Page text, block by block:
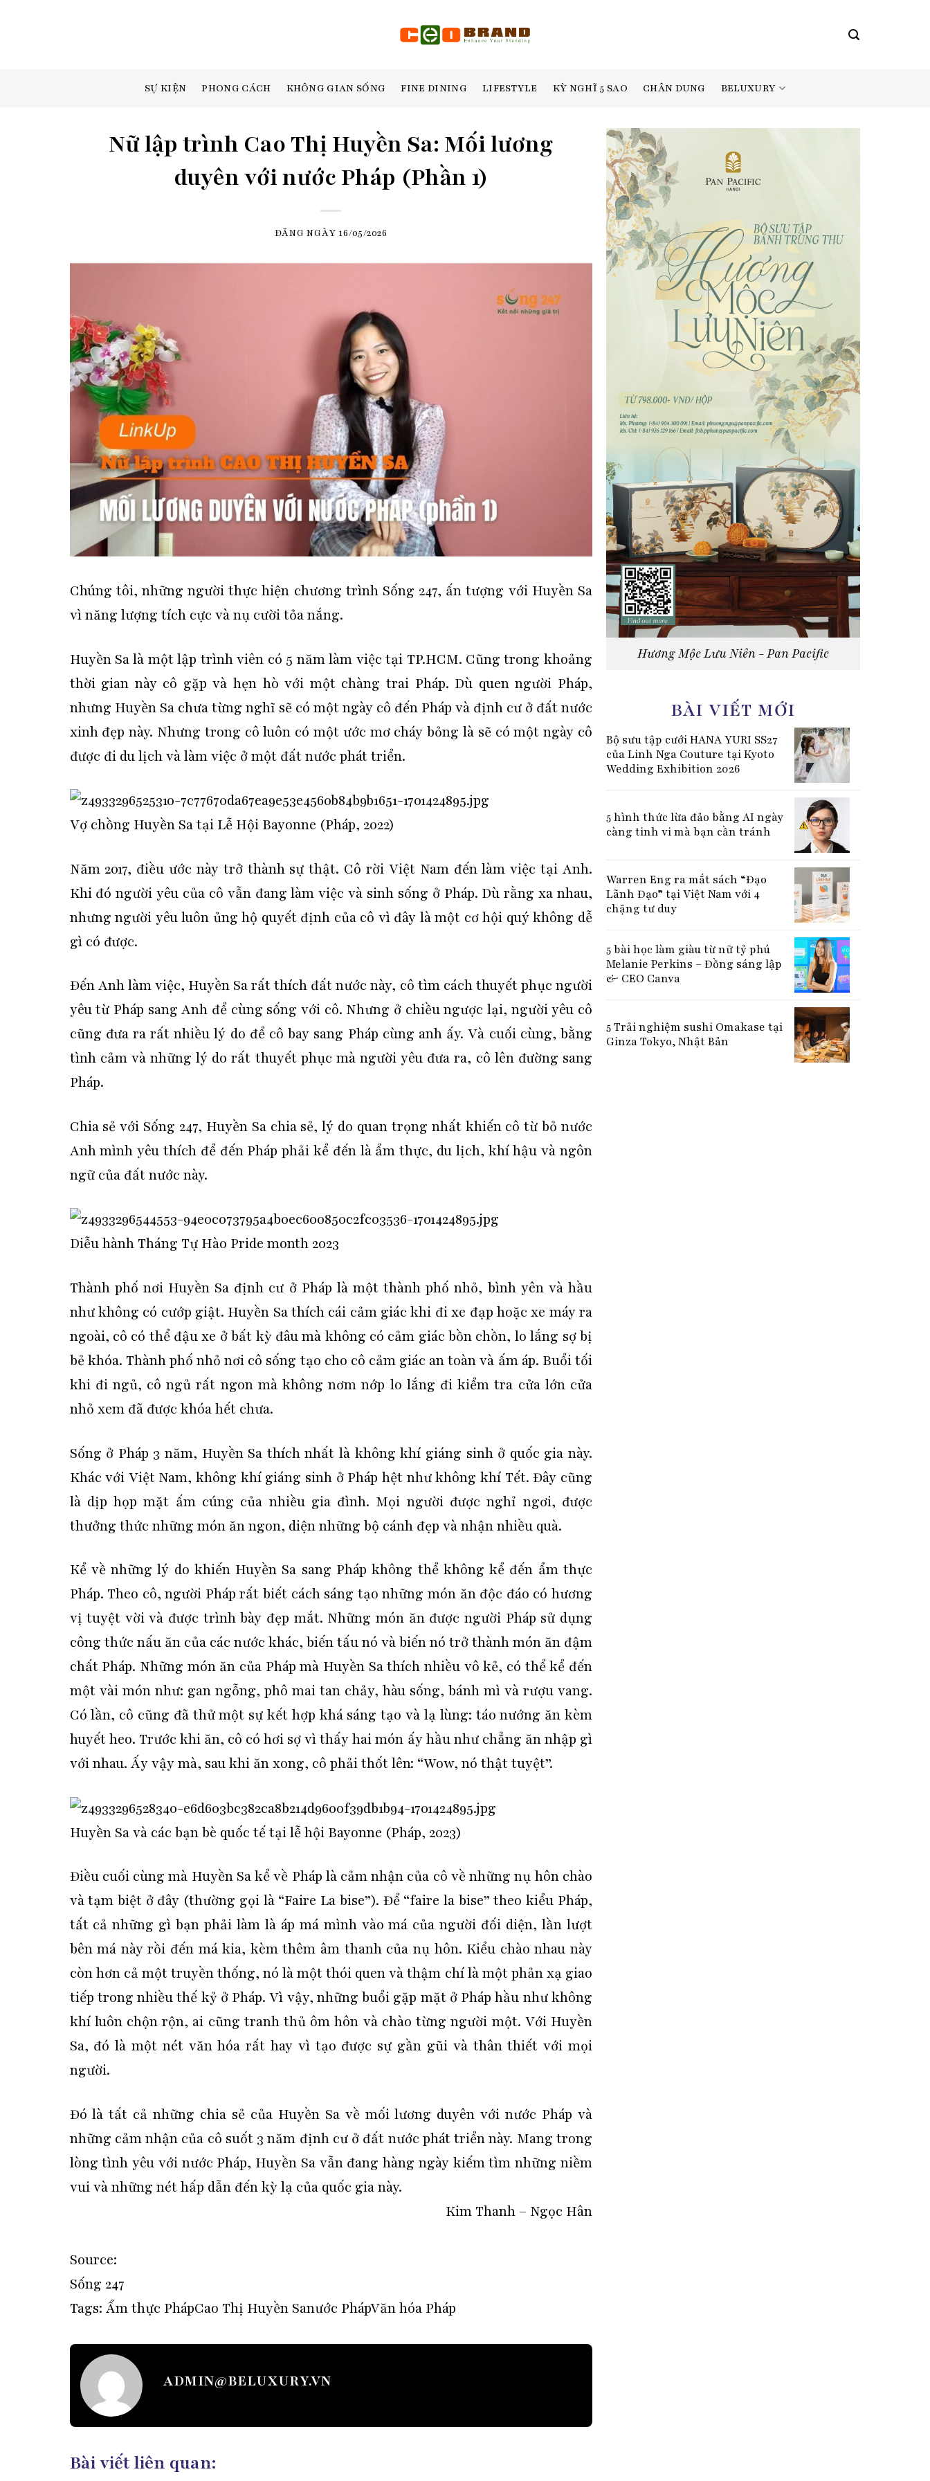
SỰ KIỆN PHONG CÁCH KHÔNG GIAN SỐNG FINE DINING LIFESTYLE KỲ NGHĨ 5 SAO CHÂN DUNG BELUXURY
Nữ lập trình Cao Thị Huyền Sa: Mối lương
duyên với nước Pháp (Phần 1)
ĐĂNG NGÀY 16/05/2026
Chúng tôi, những người thực hiện chương trình Sống 247, ấn tượng với Huyền Sa
vì năng lượng tích cực và nụ cười tỏa nắng.
Huyền Sa là một lập trình viên có 5 năm làm việc tại TP.HCM. Cũng trong khoảng
thời gian này cô gặp và hẹn hò với một chàng trai Pháp. Dù quen người Pháp,
nhưng Huyền Sa chưa từng nghĩ sẽ có một ngày cô đến Pháp và định cư ở đất nước
xinh đẹp này. Nhưng trong cô luôn có một ước mơ cháy bỏng là sẽ có một ngày cô
được đi du lịch và làm việc ở một đất nước phát triển.
Vợ chồng Huyền Sa tại Lễ Hội Bayonne (Pháp, 2022)
Năm 2017, điều ước này trở thành sự thật. Cô rời Việt Nam đến làm việc tại Anh.
Khi đó người yêu của cô vẫn đang làm việc và sinh sống ở Pháp. Dù rằng xa nhau,
nhưng người yêu luôn ủng hộ quyết định của cô vì đây là một cơ hội quý không dễ
gì có được.
Đến Anh làm việc, Huyền Sa rất thích đất nước này, cô tìm cách thuyết phục người
yêu từ Pháp sang Anh để cùng sống với cô. Nhưng ở chiều ngược lại, người yêu cô
cũng đưa ra rất nhiều lý do để cô bay sang Pháp cùng anh ấy. Và cuối cùng, bằng
tình cảm và những lý do rất thuyết phục mà người yêu đưa ra, cô lên đường sang
Pháp.
Chia sẻ với Sống 247, Huyền Sa chia sẻ, lý do quan trọng nhất khiến cô từ bỏ nước
Anh mình yêu thích để đến Pháp phải kể đến là ẩm thực, du lịch, khí hậu và ngôn
ngữ của đất nước này.
Diễu hành Tháng Tự Hào Pride month 2023
Thành phố nơi Huyền Sa định cư ở Pháp là một thành phố nhỏ, bình yên và hầu
như không có cướp giật. Huyền Sa thích cái cảm giác khi đi xe đạp hoặc xe máy ra
ngoài, cô có thể đậu xe ở bất kỳ đâu mà không có cảm giác bồn chồn, lo lắng sợ bị
bẻ khóa. Thành phố nhỏ nơi cô sống tạo cho cô cảm giác an toàn và ấm áp. Buổi tối
khi đi ngủ, cô ngủ rất ngon mà không nơm nớp lo lắng đi kiểm tra cửa lớn cửa
nhỏ xem đã được khóa hết chưa.
Sống ở Pháp 3 năm, Huyền Sa thích nhất là không khí giáng sinh ở quốc gia này.
Khác với Việt Nam, không khí giáng sinh ở Pháp hệt như không khí Tết. Đây cũng
là dịp họp mặt ấm cúng của nhiều gia đình. Mọi người được nghỉ ngơi, được
thưởng thức những món ăn ngon, diện những bộ cánh đẹp và nhận nhiều quà.
Kể về những lý do khiến Huyền Sa sang Pháp không thể không kể đến ẩm thực
Pháp. Theo cô, người Pháp rất biết cách sáng tạo những món ăn độc đáo có hương
vị tuyệt vời và được trình bày đẹp mắt. Những món ăn được người Pháp sử dụng
công thức nấu ăn của các nước khác, biến tấu nó và biến nó trở thành món ăn đậm
chất Pháp. Những món ăn của Pháp mà Huyền Sa thích nhiều vô kẻ, có thể kể đến
một vài món như: gan ngỗng, phô mai tan chảy, hàu sống, bánh mì và rượu vang.
Có lần, cô cũng đã thử một sự kết hợp khá sáng tạo và lạ lùng: táo nướng ăn kèm
huyết heo. Trước khi ăn, cô có hơi sợ vì thấy hai món ấy hầu như chẳng ăn nhập gì
với nhau. Ấy vậy mà, sau khi ăn xong, cô phải thốt lên: “Wow, nó thật tuyệt”.
Huyền Sa và các bạn bè quốc tế tại lễ hội Bayonne (Pháp, 2023)
Điều cuối cùng mà Huyền Sa kể về Pháp là cảm nhận của cô về những nụ hôn chào
và tạm biệt ở đây (thường gọi là “Faire La bise”). Để “faire la bise” theo kiểu Pháp,
tất cả những gì bạn phải làm là áp má mình vào má của người đối diện, lần lượt
bên má này rồi đến má kia, kèm thêm âm thanh của nụ hôn. Kiểu chào nhau này
còn hơn cả một truyền thống, nó là một thói quen và thậm chí là một phản xạ giao
tiếp trong nhiều thế kỷ ở Pháp. Vì vậy, những buổi gặp mặt ở Pháp hầu như không
khí luôn chộn rộn, ai cũng tranh thủ ôm hôn và chào từng người một. Với Huyền
Sa, đó là một nét văn hóa rất hay vì tạo được sự gần gũi và thân thiết với mọi
người.
Đó là tất cả những chia sẻ của Huyền Sa về mối lương duyên với nước Pháp và
những cảm nhận của cô suốt 3 năm định cư ở đất nước phát triển này. Mang trong
lòng tình yêu với nước Pháp, Huyền Sa vẫn đang hàng ngày kiếm tìm những niềm
vui và những nét hấp dẫn đến kỳ lạ của quốc gia này.
Kim Thanh – Ngọc Hân
Source:
Sống 247
Tags: Ẩm thực PhápCao Thị Huyền Sanước PhápVăn hóa Pháp
ADMIN@BELUXURY.VN
Bài viết liên quan:
Hương Mộc Lưu Niên - Pan Pacific
BÀI VIẾT MỚI
Bộ sưu tập cưới HANA YURI SS27
của Linh Nga Couture tại Kyoto
Wedding Exhibition 2026
5 hình thức lừa đảo bằng AI ngày
càng tinh vi mà bạn cần tránh
Warren Eng ra mắt sách “Đạo
Lãnh Đạo” tại Việt Nam với 4
chặng tư duy
5 bài học làm giàu từ nữ tỷ phú
Melanie Perkins – Đồng sáng lập
& CEO Canva
5 Trải nghiệm sushi Omakase tại
Ginza Tokyo, Nhật Bản